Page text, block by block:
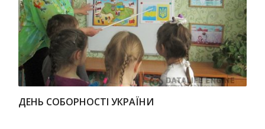
ДЕНЬ СОБОРНОСТІ УКРАЇНИ